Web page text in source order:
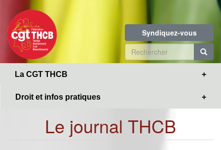
contenu
principal
Syndiquez-vous
Formulaire
de
La CGT THCB
Droit et infos pratiques
Le journal THCB